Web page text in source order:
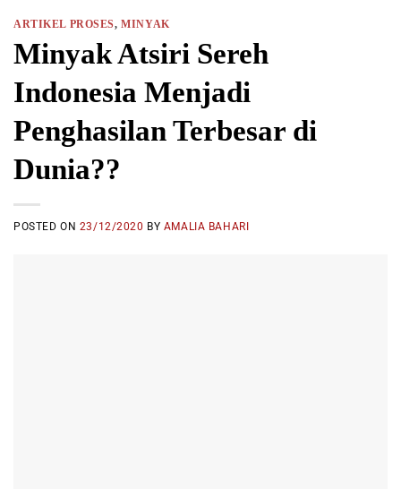
ARTIKEL PROSES,MINYAK
Minyak Atsiri Sereh
Indonesia Menjadi
Penghasilan Terbesar di
Dunia??
POSTED ON 23/12/2020 BY AMALIA BAHARI